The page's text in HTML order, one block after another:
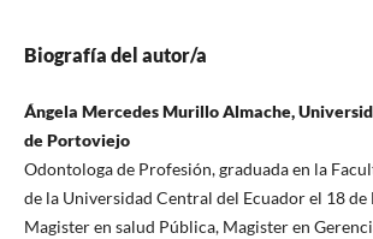
Biografía del autor/a
Ángela Mercedes Murillo Almache,
de Portoviejo
Odontologa de Profesión, graduada en la
de la Universidad Central del Ecuador el 18 de
Magister en salud Pública, Magister en